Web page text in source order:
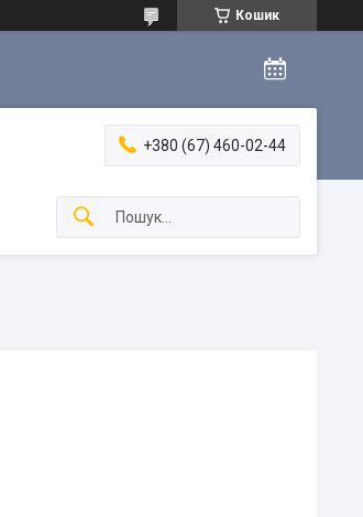
Кошик
+380 (67) 460-02-44